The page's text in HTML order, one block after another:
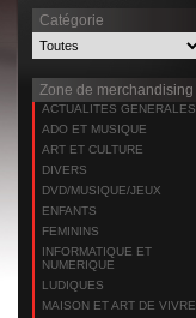
Catégorie
Zone de merchandising
ACTUALITES GENERALES
ADO ET MUSIQUE
ART ET CULTURE
DIVERS
DVD/MUSIQUE/JEUX
ENFANTS
FEMININS
INFORMATIQUE ET
NUMERIQUE
LUDIQUES
MAISON ET ART DE VIVRE